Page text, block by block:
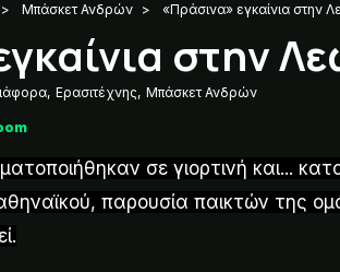
> Μπάσκετ Ανδρών > «Πράσινα» εγκαίνια στην
στην
, Ερασιτέχνης, Μπάσκετ Ανδρών
σε γιορτινή και...
παρουσία παικτών της